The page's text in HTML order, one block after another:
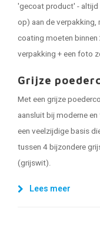
'gecoat product' - altijd
op) aan de
coating moeten
verpakking + een foto
Grijze
Met een grijze
aansluit bij moderne
een veelzijdige basis
tussen 4 bijzondere
(grijswit).
Lees meer